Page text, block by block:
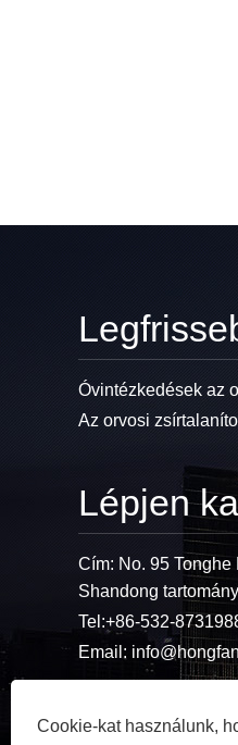
Cookie-kat használunk,
Óvintézkedések az
Az orvosi
Lépjen
Cím: No. 95
Shandong
Tel:+86-532-
Email: